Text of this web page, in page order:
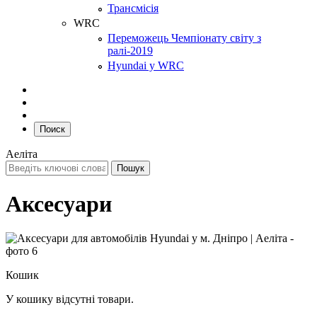
Трансмісія
WRC
Переможець Чемпіонату світу з
ралі-2019
Hyundai у WRC
Поиск
Аеліта
Аксесуари
Кошик
У кошику відсутні товари.